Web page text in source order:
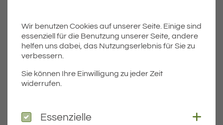
Titel für Veranstaltung
Radtour über die Höhen des Pfänders
Wir benutzen Cookies auf unserer Seite. Einige sind
essenziell für die Benutzung unserer Seite, andere
helfen uns dabei, das Nutzungserlebnis für Sie zu
verbessern.
Sie können Ihre Einwilligung zu jeder Zeit
widerrufen.
Essenzielle
Essenzielle